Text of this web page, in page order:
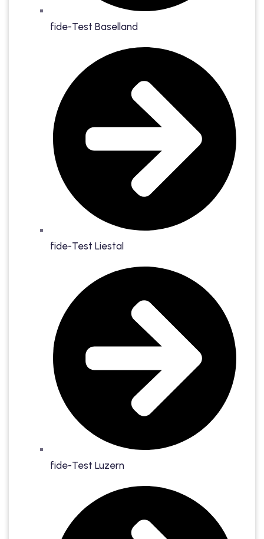
fide-Test Baselland
fide-Test Liestal
fide-Test Luzern